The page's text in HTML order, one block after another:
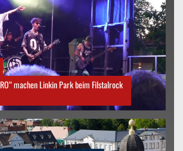
machen Linkin Park beim Filstalrock